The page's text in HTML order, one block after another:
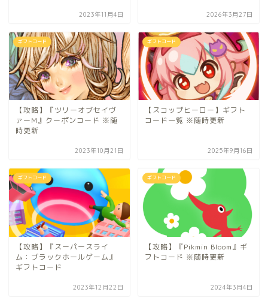
2023年11月4日 2026年3月27日
ギフトコード
【攻略】『ツリーオブセイヴ
ァーM』クーポンコード ※随
時更新
2023年10月21日
ギフトコード
【スコップヒーロー】ギフト
コード一覧 ※随時更新
2025年9月16日
ギフトコード
【攻略】『スーパースライ
ム：ブラックホールゲーム』
ギフトコード
2023年12月22日
ギフトコード
【攻略】『Pikmin Bloom』ギ
フトコード ※随時更新
2024年3月4日